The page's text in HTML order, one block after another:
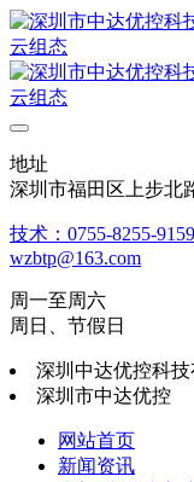
地址
深圳市福田区上步北
技术：0755-8255-9159
wzbtp@163.com
周一至周六
周日、节假日
深圳中达优控科技
深圳市中达优控
网站首页
新闻资讯